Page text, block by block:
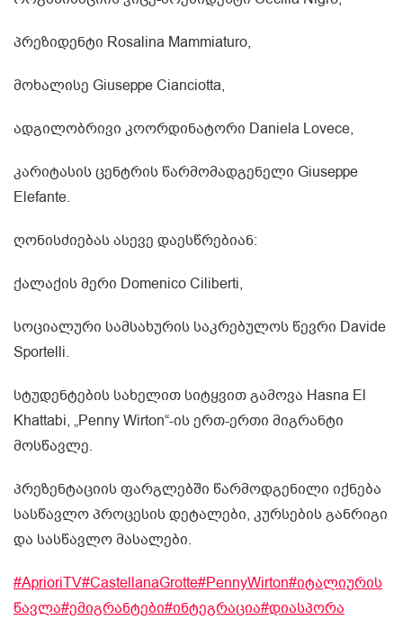
პრეზიდენტი Rosalina Mammiaturo,
მოხალისე Giuseppe Cianciotta,
ადგილობრივი კოორდინატორი Daniela Lovece,
კარიტასის ცენტრის წარმომადგენელი Giuseppe
Elefante.
ღონისძიებას ასევე დაესწრებიან:
ქალაქის მერი Domenico Ciliberti,
სოციალური სამსახურის საკრებულოს წევრი Davide
Sportelli.
სტუდენტების სახელით სიტყვით გამოვა Hasna El
Khattabi, „Penny Wirton“-ის ერთ-ერთი მიგრანტი
მოსწავლე.
პრეზენტაციის ფარგლებში წარმოდგენილი იქნება
სასწავლო პროცესის დეტალები, კურსების განრიგი
და სასწავლო მასალები.
#AprioriTV#CastellanaGrotte#PennyWirton#იტალიურის
წავლა#ემიგრანტები#ინტეგრაცია#დიასპორა